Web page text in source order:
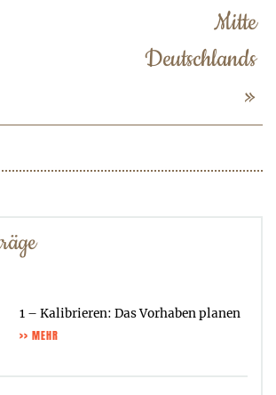
Mitte
Deutschlands
»
1 – Kalibrieren: Das Vorhaben planen
>> MEHR